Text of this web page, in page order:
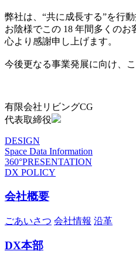
弊社は、“共に成長する”を行
お陰様でこの 18 年間多くのお
心より感謝申し上げます。
今後更なる事業発展に向け、
有限会社リビングCG
代表取締役
DESIGN
Space Data Information
360°PRESENTATION
DX POLICY
会社概要
ごあいさつ 会社情報 沿革
DX本部